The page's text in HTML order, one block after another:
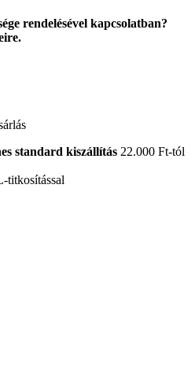
rendelésével kapcsolatban?
standard kiszállítás 22.000 Ft-tól
titkosítással